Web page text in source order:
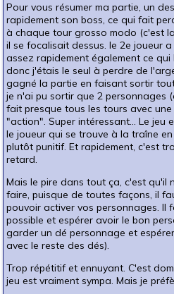
Pour vous résumer ma partie, un
rapidement son boss, ce qui fait
à chaque tour grosso modo (c'est
il se focalisait dessus. le 2e joueur
assez rapidement également ce
donc j'étais le seul à perdre de
gagné la partie en faisant sortir
je n'ai pu sortir que 2 personnages
fait presque tous les tours avec
"action". Super intéressant... Le jeu
le joueur qui se trouve à la traîne
plutôt punitif. Et rapidement, c'est
retard.
Mais le pire dans tout ça, c'est qu'il
faire, puisque de toutes façons, il
pouvoir activer vos personnages. Il
possible et espérer avoir le bon
garder un dé personnage et
avec le reste des dés).
Trop répétitif et ennuyant. C'est
jeu est vraiment sympa. Mais je